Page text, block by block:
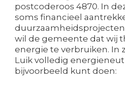
postcoderoos 4870. In
soms financieel
duurzaamheidsprojecten
wil de gemeente dat wij
energie te verbruiken. In
Luik volledig
bijvoorbeeld kunt doen: